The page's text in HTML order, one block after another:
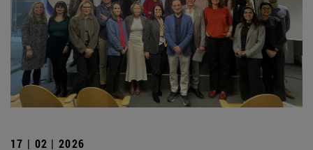
17 | 02 | 2026